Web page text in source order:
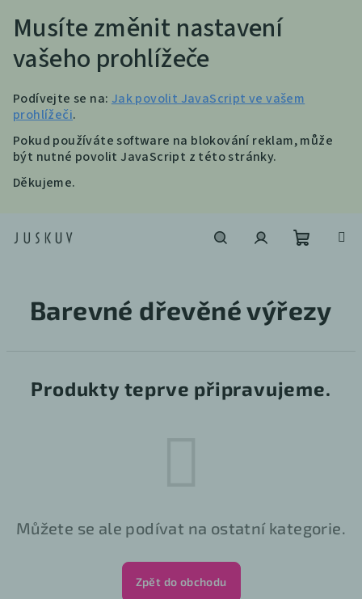
Musíte změnit nastavení
vašeho prohlížeče
Podívejte se na: Jak povolit JavaScript ve vašem
prohlížeči.
Pokud používáte software na blokování reklam, může
být nutné povolit JavaScript z této stránky.
Děkujeme.
košík
Barevné dřevěné výřezy
Produkty teprve připravujeme.
Můžete se ale podívat na ostatní kategorie.
Zpět do obchodu